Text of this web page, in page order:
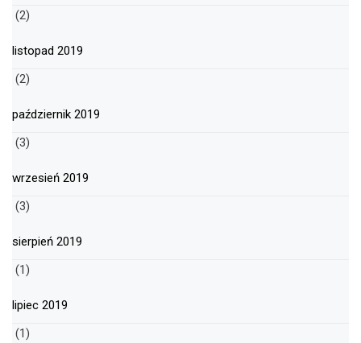
(2)
listopad 2019
(2)
październik 2019
(3)
wrzesień 2019
(3)
sierpień 2019
(1)
lipiec 2019
(1)